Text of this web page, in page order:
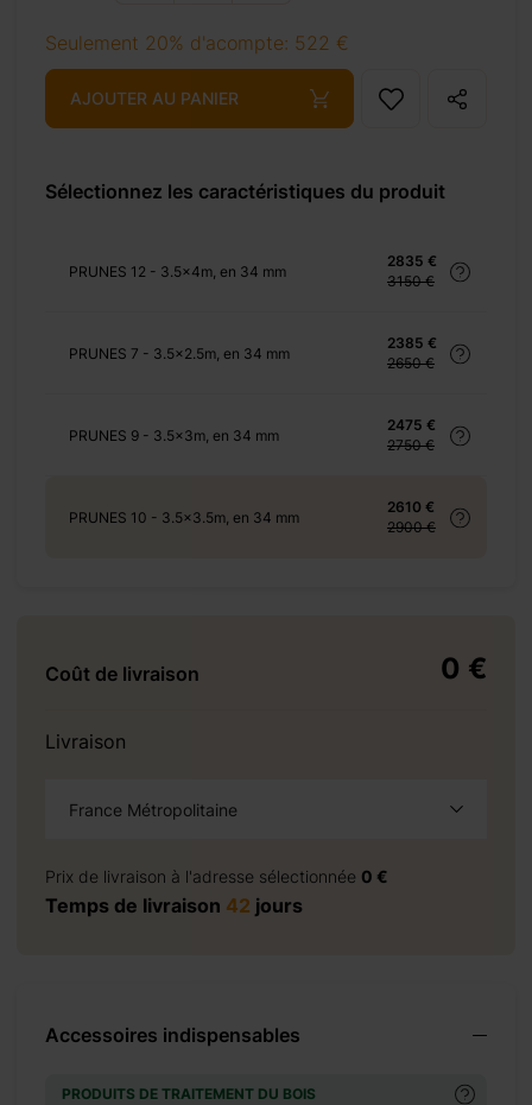
Seulement 20% d'acompte: 522 €
AJOUTER AU PANIER
Sélectionnez les caractéristiques du produit
PRUNES 12 - 3.5x4m, en 34 mm
2835 €
3150 €
PRUNES 7 - 3.5x2.5m, en 34 mm
2385 €
2650 €
PRUNES 9 - 3.5x3m, en 34 mm
2475 €
2750 €
PRUNES 10 - 3.5x3.5m, en 34 mm
2610 €
2900 €
Coût de livraison 0 €
Livraison
France Métropolitaine
Prix de livraison à l'adresse sélectionnée 0 €
Temps de livraison 42 jours
Accessoires indispensables
PRODUITS DE TRAITEMENT DU BOIS
+ 155 €
+ 0 €